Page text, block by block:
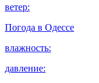
ветер:
Погода в Одессе
влажность:
давление: